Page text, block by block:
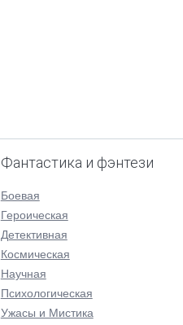
Фантастика и фэнтези
Боевая
Героическая
Детективная
Космическая
Научная
Психологическая
Ужасы и Мистика